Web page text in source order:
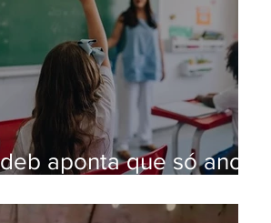
aponta que só anos
da educação